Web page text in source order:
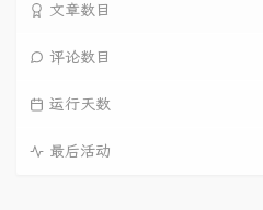
文章数目
评论数目
运行天数
最后活动